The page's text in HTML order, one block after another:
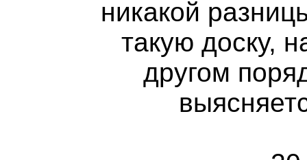
никакой
такую доску,
другом